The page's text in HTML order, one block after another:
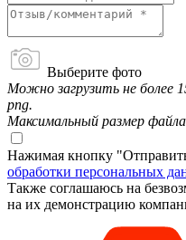
Выберите фото
Можно загрузить не более
png.
Максимальный размер
Нажимая кнопку
обработки персональных
Также соглашаюсь на
на их демонстрацию